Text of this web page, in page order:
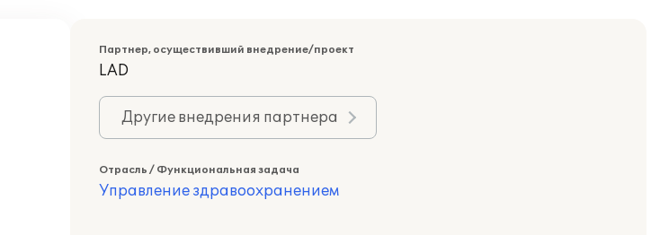
Партнер, осуществивший внедрение/проект
LAD
Другие внедрения партнера
Отрасль / Функциональная задача
Управление здравоохранением